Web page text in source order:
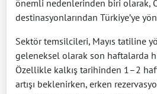
önemli nedenlerinden biri olarak,
destinasyonlarından Türkiye’ye
Sektör temsilcileri, Mayıs tatiline
geleneksel olarak son haftalarda
Özellikle kalkış tarihinden 1–2
artışı beklenirken, erken